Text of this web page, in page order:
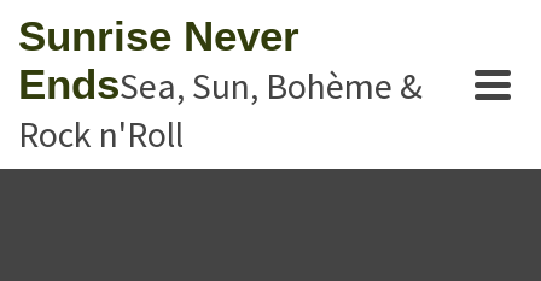
Sunrise Never
EndsSea, Sun, Bohème &
Rock n'Roll